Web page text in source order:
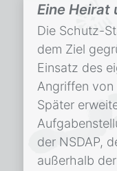
Eine Heirat
Die Schutz-
dem Ziel
Einsatz des
Angriffen von
Später
der NSDAP,
außerhalb